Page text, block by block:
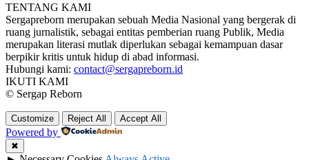
TENTANG KAMI
Sergapreborn merupakan sebuah Media Nasional yang bergerak di
ruang jurnalistik, sebagai entitas pemberian ruang Publik, Media
merupakan literasi mutlak diperlukan sebagai kemampuan dasar
berpikir kritis untuk hidup di abad informasi.
Hubungi kami: contact@sergapreborn.id
IKUTI KAMI
© Sergap Reborn
Customize Reject All Accept All
Powered by
✖